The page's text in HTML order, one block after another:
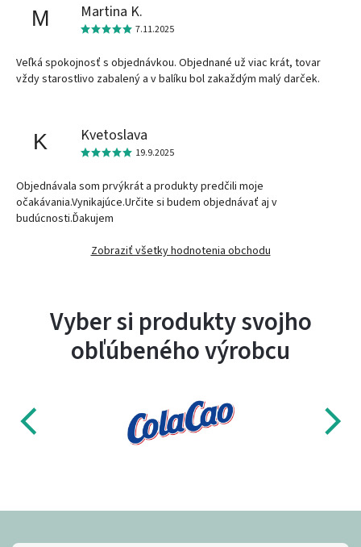
M Martina K.
7.11.2025
Veľká spokojnosť s objednávkou. Objednané už viac krát, tovar
vždy starostlivo zabalený a v balíku bol zakaždým malý darček.
K Kvetoslava
19.9.2025
Objednávala som prvýkrát a produkty predčili moje
očakávania.Vynikajúce.Určite si budem objednávať aj v
budúcnosti.Ďakujem
Zobraziť všetky hodnotenia obchodu
Vyber si produkty svojho
obľúbeného výrobcu